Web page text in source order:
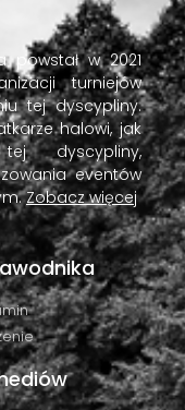
powstał w 2021
turniejów
tej dyscypliny.
halowi, jak
dyscypliny,
eventów
Zobacz więcej